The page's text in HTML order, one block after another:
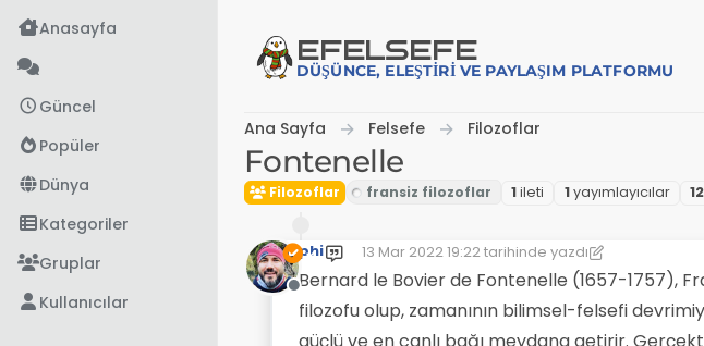
İçeriğe atla
Anasayfa
Güncel
Popüler
Dünya
Kategoriler
Gruplar
Kullanıcılar
EFELSEFE
DÜŞÜNCE, ELEŞTIRI VE PAYLAŞIM PLATFORMU
Ana Sayfa Felsefe Filozoflar
Fontenelle
Filozoflar 1i̇leti 1yayımlayıcılar
Çevrimdışı
phi 13 Mar 2022 19:22tarihinde yazdı
Son düzenleyen: phi
Bernard le Bovier de Fontenelle (1657-1757),
filozofu olup, zamanının bilimsel-felsefi
güçlü ve en canlı bağı meydana getirir.